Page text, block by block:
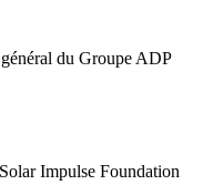
du Groupe ADP
Impulse Foundation